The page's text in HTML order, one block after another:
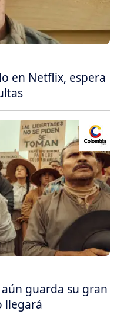
en Netflix, espera
guarda su gran
llegará